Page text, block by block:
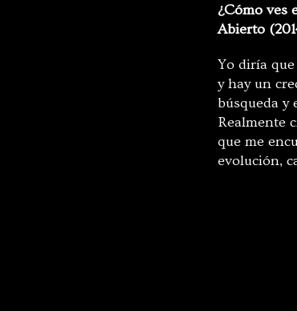
¿Cómo ves
Abierto
Yo diría
y hay un
búsqueda y
Realmente
que me
evolución,